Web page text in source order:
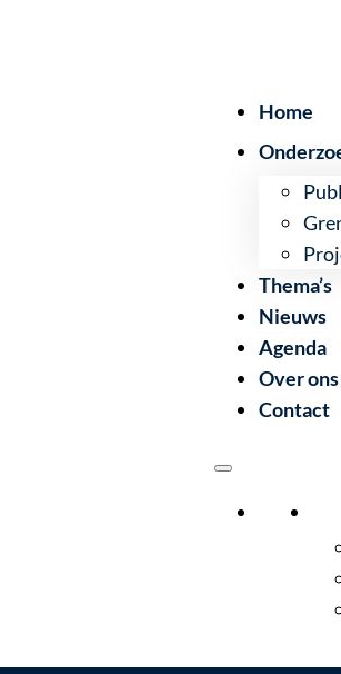
Home
Thema’s
Nieuws
Agenda
Over ons
Contact
Home